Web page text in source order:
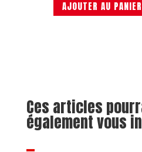
AJOUTER AU PANIER
Ces articles
également vous